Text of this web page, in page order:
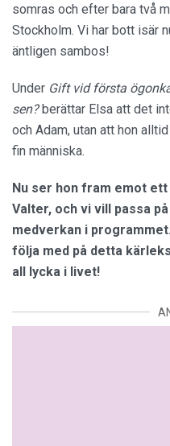
somras och efter bara två
Stockholm. Vi har bott isär
äntligen sambos!
Under Gift vid första
sen?berättar Elsa att det
och Adam, utan att hon
fin människa.
Nu ser hon fram emot
Valter, och vi vill passa
medverkan i
följa med på detta
all lycka i livet!